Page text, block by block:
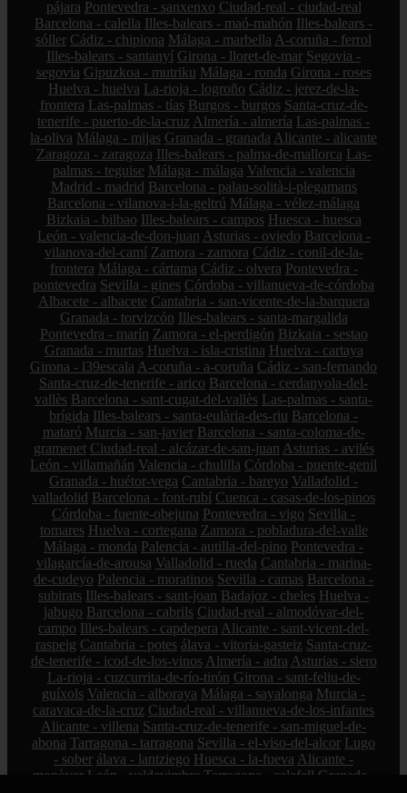
pájara Pontevedra - sanxenxo Ciudad-real - ciudad-real
Barcelona - calella Illes-balears - maó-mahón Illes-balears -
sóller Cádiz - chipiona Málaga - marbella A-coruña - ferrol
Illes-balears - santanyí Girona - lloret-de-mar Segovia -
segovia Gipuzkoa - mutriku Málaga - ronda Girona - roses
Huelva - huelva La-rioja - logroño Cádiz - jerez-de-la-
frontera Las-palmas - tías Burgos - burgos Santa-cruz-de-
tenerife - puerto-de-la-cruz Almería - almería Las-palmas -
la-oliva Málaga - mijas Granada - granada Alicante - alicante
Zaragoza - zaragoza Illes-balears - palma-de-mallorca Las-
palmas - teguise Málaga - málaga Valencia - valencia
Madrid - madrid Barcelona - palau-solità-i-plegamans
Barcelona - vilanova-i-la-geltrú Málaga - vélez-málaga
Bizkaia - bilbao Illes-balears - campos Huesca - huesca
León - valencia-de-don-juan Asturias - oviedo Barcelona -
vilanova-del-camí Zamora - zamora Cádiz - conil-de-la-
frontera Málaga - cártama Cádiz - olvera Pontevedra -
pontevedra Sevilla - gines Córdoba - villanueva-de-córdoba
Albacete - albacete Cantabria - san-vicente-de-la-barquera
Granada - torvizcón Illes-balears - santa-margalida
Pontevedra - marín Zamora - el-perdigón Bizkaia - sestao
Granada - murtas Huelva - isla-cristina Huelva - cartaya
Girona - l39escala A-coruña - a-coruña Cádiz - san-fernando
Santa-cruz-de-tenerife - arico Barcelona - cerdanyola-del-
vallès Barcelona - sant-cugat-del-vallès Las-palmas - santa-
brígida Illes-balears - santa-eulària-des-riu Barcelona -
mataró Murcia - san-javier Barcelona - santa-coloma-de-
gramenet Ciudad-real - alcázar-de-san-juan Asturias - avilés
León - villamañán Valencia - chulilla Córdoba - puente-genil
Granada - huétor-vega Cantabria - bareyo Valladolid -
valladolid Barcelona - font-rubí Cuenca - casas-de-los-pinos
Córdoba - fuente-obejuna Pontevedra - vigo Sevilla -
tomares Huelva - cortegana Zamora - pobladura-del-valle
Málaga - monda Palencia - autilla-del-pino Pontevedra -
vilagarcía-de-arousa Valladolid - rueda Cantabria - marina-
de-cudeyo Palencia - moratinos Sevilla - camas Barcelona -
subirats Illes-balears - sant-joan Badajoz - cheles Huelva -
jabugo Barcelona - cabrils Ciudad-real - almodóvar-del-
campo Illes-balears - capdepera Alicante - sant-vicent-del-
raspeig Cantabria - potes álava - vitoria-gasteiz Santa-cruz-
de-tenerife - icod-de-los-vinos Almería - adra Asturias - siero
La-rioja - cuzcurrita-de-río-tirón Girona - sant-feliu-de-
guíxols Valencia - alboraya Málaga - sayalonga Murcia -
caravaca-de-la-cruz Ciudad-real - villanueva-de-los-infantes
Alicante - villena Santa-cruz-de-tenerife - san-miguel-de-
abona Tarragona - tarragona Sevilla - el-viso-del-alcor Lugo
- sober álava - lantziego Huesca - la-fueva Alicante -
monòver León - valdevimbre Tarragona - calafell Granada -